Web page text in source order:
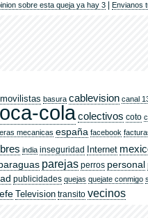
sobre esta queja ya hay 3 Envianos
basura cablevision canal
colacolectivos coto
mecanicas españa facebook
india inseguridad Internet
parejas perros personal
publicidades quejas quejate conmigo
Television transito vecinos